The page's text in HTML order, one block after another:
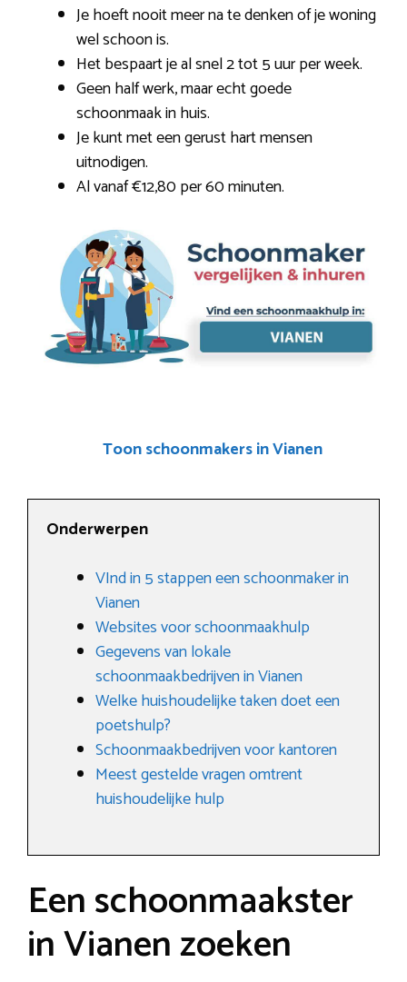
Je hoeft nooit meer na te denken of je woning
wel schoon is.
Het bespaart je al snel 2 tot 5 uur per week.
Geen half werk, maar echt goede
schoonmaak in huis.
Je kunt met een gerust hart mensen
uitnodigen.
Al vanaf €12,80 per 60 minuten.
Toon schoonmakers in Vianen
Onderwerpen
VInd in 5 stappen een schoonmaker in
Vianen
Websites voor schoonmaakhulp
Gegevens van lokale
schoonmaakbedrijven in Vianen
Welke huishoudelijke taken doet een
poetshulp?
Schoonmaakbedrijven voor kantoren
Meest gestelde vragen omtrent
huishoudelijke hulp
Een schoonmaakster
in Vianen zoeken